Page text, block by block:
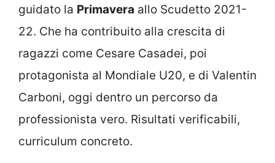
guidato la Primavera allo Scudetto 2021-
22. Che ha contribuito alla crescita di
ragazzi come Cesare Casadei, poi
protagonista al Mondiale U20, e di Valentin
Carboni, oggi dentro un percorso da
professionista vero. Risultati verificabili,
curriculum concreto.